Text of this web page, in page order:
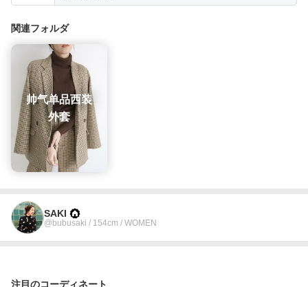
関連フォルダ
帅气单品西装
外套
SAKI
@bubusaki / 154cm / WOMEN
注目のコーディネート